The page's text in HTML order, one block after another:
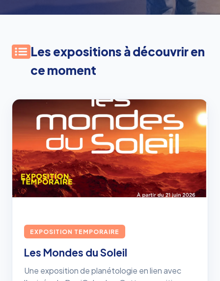
Les expositions à découvrir en
ce moment
EXPOSITION TEMPORAIRE
Les Mondes du Soleil
Une exposition de planétologie en lien avec